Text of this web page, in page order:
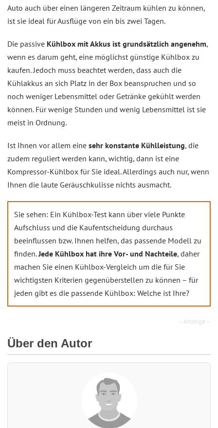
Auto auch über einen längeren Zeitraum kühlen zu können,
ist sie ideal für Ausflüge von ein bis zwei Tagen.
Die passive Kühlbox mit Akkus ist grundsätzlich angenehm,
wenn es darum geht, eine möglichst günstige Kühlbox zu
kaufen. Jedoch muss beachtet werden, dass auch die
Kühlakkus an sich Platz in der Box beanspruchen und so
noch weniger Lebensmittel oder Getränke gekühlt werden
können. Für wenige Stunden und wenig Lebensmittel ist sie
meist in Ordnung.
Ist Ihnen vor allem eine sehr konstante Kühlleistung, die
zudem reguliert werden kann, wichtig, dann ist eine
Kompressor-Kühlbox für Sie ideal. Allerdings auch nur, wenn
Ihnen die laute Geräuschkulisse nichts ausmacht.
Sie sehen: Ein Kühlbox-Test kann über viele Punkte
Aufschluss und die Kaufentscheidung durchaus
beeinflussen bzw. Ihnen helfen, das passende Modell zu
finden.Jede Kühlbox hat ihre Vor- und Nachteile, daher
machen Sie einen Kühlbox-Vergleich um die für Sie
wichtigsten Kriterien gegenüberstellen zu können – für
jeden gibt es die passende Kühlbox: Welche ist Ihre?
– Anzeige –
Über den Autor